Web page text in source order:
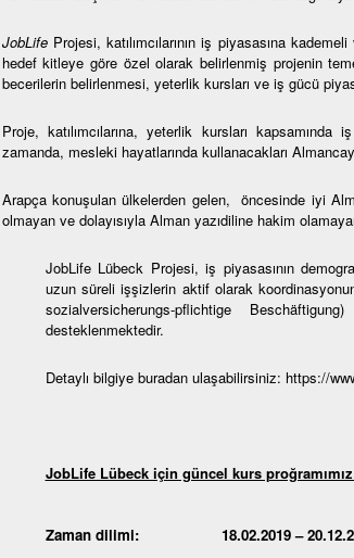
JobLifeProjesi, katılımcılarının iş piyasasına
hedef kitleye göre özel olarak belirlenmiş projenin
becerilerin belirlenmesi, yeterlik kursları ve iş gücü
Proje, katılımcılarına, yeterlik kursları
zamanda, mesleki hayatlarında kullanacakları
Arapça konuşulan ülkelerden gelen, öncesinde iyi
olmayan ve dolayısıyla Alman yazıdiline hakim
JobLife Lübeck Projesi, iş piyasasının
uzun süreli işşizlerin aktif olarak
sozialversicherungs-pflichtige
desteklenmektedir.
Detaylı bilgiye buradan ulaşabilirsiniz: https://
JobLife Lübeck için güncel kurs
Zaman dilimi: 18.02.2019 –